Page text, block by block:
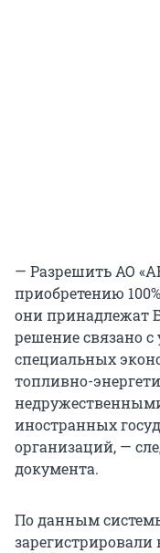
— Разрешить АО
приобретению
они принадлежат
решение связано
специальных
топливно-
иностранных
организаций, —
документа.
По данным
зарегистрировали